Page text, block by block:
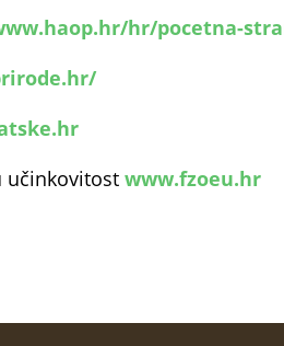
hr/pocetna-
učinkovitost www.fzoeu.hr